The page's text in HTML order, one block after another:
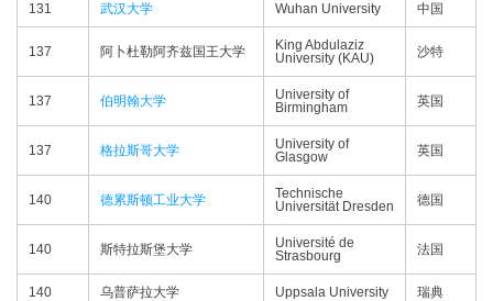
131 武汉大学 Wuhan University 中国
137 阿卜杜勒阿齐兹国王大学
King Abdulaziz
University (KAU)
沙特
137 伯明翰大学
University of
Birmingham
英国
137 格拉斯哥大学
University of
Glasgow
英国
140 德累斯顿工业大学
Technische
Universität Dresden
德国
140 斯特拉斯堡大学
Université de
Strasbourg
法国
140 乌普萨拉大学 Uppsala University 瑞典